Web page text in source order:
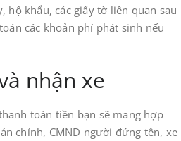
hộ khẩu, các giấy tờ liên quan sau
các khoản phí phát sinh nếu
nhận xe
toán tiền bạn sẽ mang hợp
chính, CMND người đứng tên, xe